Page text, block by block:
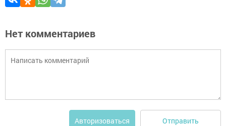
Нет комментариев
Авторизоваться Отправить